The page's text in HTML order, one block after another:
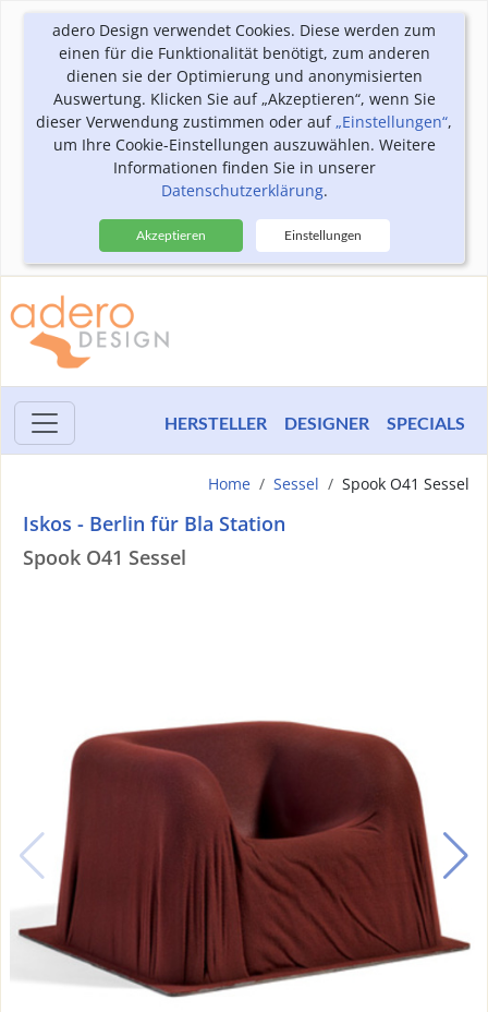
adero Design verwendet Cookies. Diese werden zum
einen für die Funktionalität benötigt, zum anderen
dienen sie der Optimierung und anonymisierten
Auswertung. Klicken Sie auf „Akzeptieren“, wenn Sie
dieser Verwendung zustimmen oder auf„Einstellungen“,
um Ihre Cookie-Einstellungen auszuwählen. Weitere
Informationen finden Sie in unserer
Datenschutzerklärung.
Akzeptieren Einstellungen
HERSTELLER DESIGNER SPECIALS
Home Sessel Spook O41 Sessel
Iskos - Berlin für Bla Station
Spook O41 Sessel